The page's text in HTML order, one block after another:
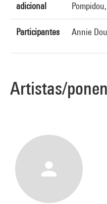
adicional
Participantes Annie
Artistas/